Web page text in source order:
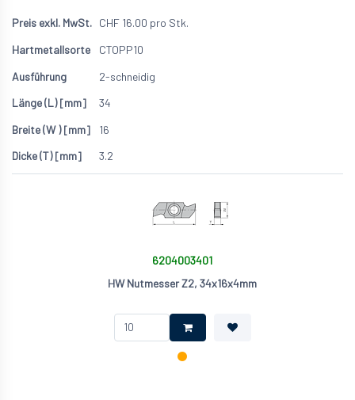
CHF 16.00 pro Stk.
CTOPP10
2-schneidig
34
16
3.2
6204003401
HW Nutmesser Z2, 34x16x4mm